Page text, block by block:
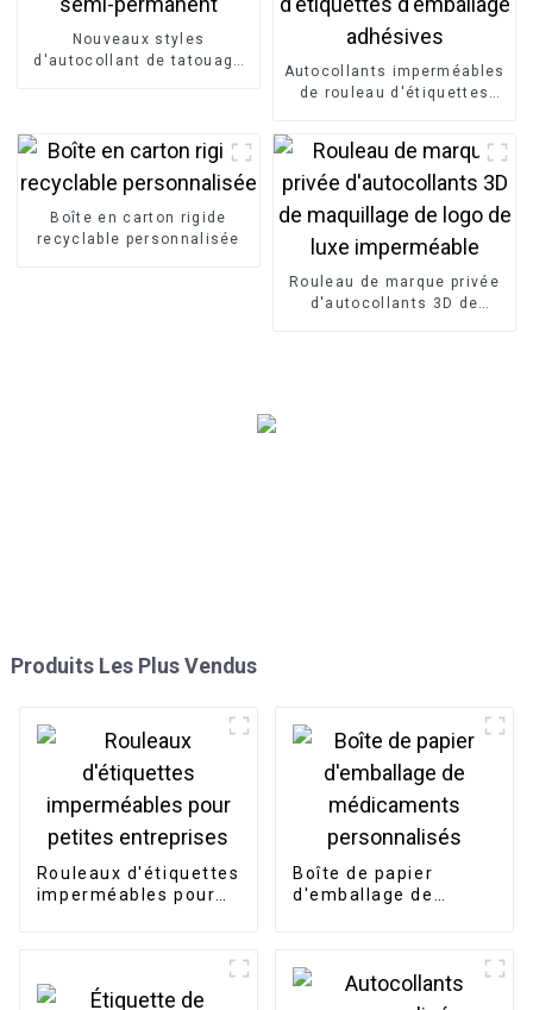
Nouveaux styles
d'autocollant de tatouage
Autocollants imperméables
de rouleau d'étiquettes
Boîte en carton rigide
recyclable personnalisée
Rouleau de marque privée
d'autocollants 3D de
Produits Les Plus Vendus
Rouleaux d'étiquettes
imperméables pour
Boîte de papier
d'emballage de